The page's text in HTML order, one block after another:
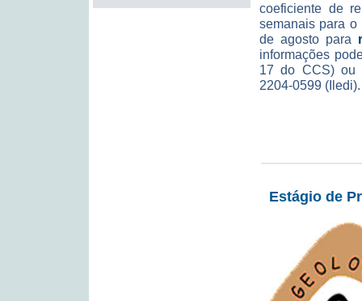
coeficiente de
semanais para o
de agosto para
informações
17 do CCS) ou
2204-0599 (Iledi).
Estágio de